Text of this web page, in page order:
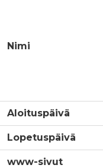
Nimi
Aloituspäivä
Lopetuspäivä
www-sivut